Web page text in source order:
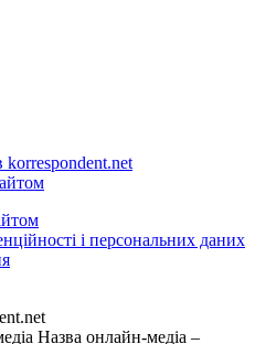
korrespondent.net
і персональних даних
Назва онлайн-медіа –